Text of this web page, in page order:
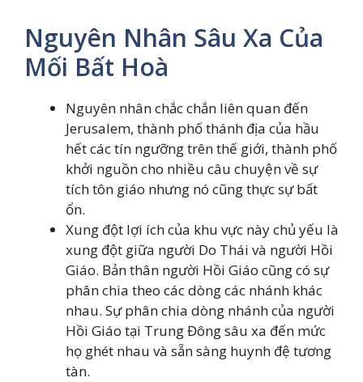
Nguyên Nhân Sâu Xa Của
Mối Bất Hoà
Nguyên nhân chắc chắn liên quan đến
Jerusalem, thành phố thánh địa của hầu
hết các tín ngưỡng trên thế giới, thành phố
khởi nguồn cho nhiều câu chuyện về sự
tích tôn giáo nhưng nó cũng thực sự bất
ổn.
Xung đột lợi ích của khu vực này chủ yếu là
xung đột giữa người Do Thái và người Hồi
Giáo. Bản thân người Hồi Giáo cũng có sự
phân chia theo các dòng các nhánh khác
nhau. Sự phân chia dòng nhánh của người
Hồi Giáo tại Trung Đông sâu xa đến mức
họ ghét nhau và sẵn sàng huynh đệ tương
tàn.